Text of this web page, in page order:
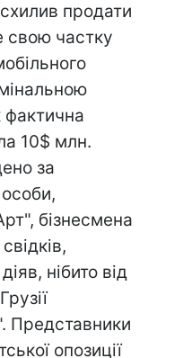
продати
свою частку
фактична
10$ млн.
за
бiзнесмена
нібито від
Представники
опозиції